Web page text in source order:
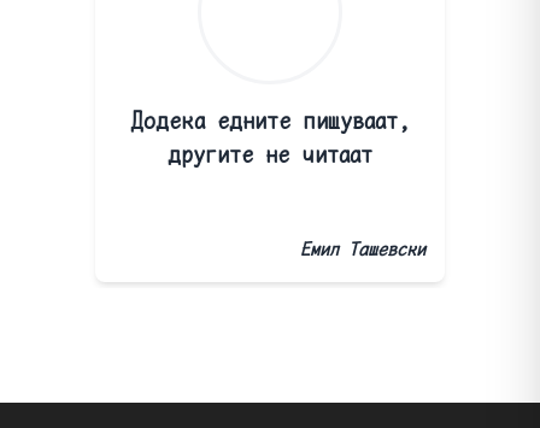
Додека едните пишуваат,
другите не читаат
Емил Ташевски